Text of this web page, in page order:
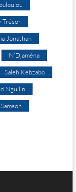
Trésor
Jonathan
N’Djaména
Saleh Kebzabo
Nguilin